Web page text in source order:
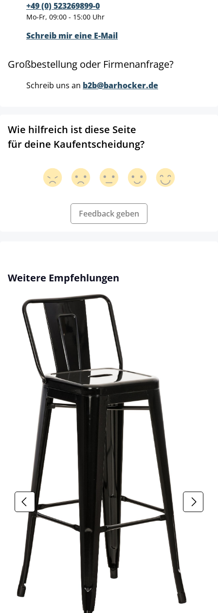
+49 (0) 523269899-0
Mo-Fr, 09:00 - 15:00 Uhr
Schreib mir eine E-Mail
Großbestellung oder Firmenanfrage?
Schreib uns an b2b@barhocker.de
Wie hilfreich ist diese Seite
für deine Kaufentscheidung?
Feedback geben
Produktgalerie überspringen
Weitere Empfehlungen